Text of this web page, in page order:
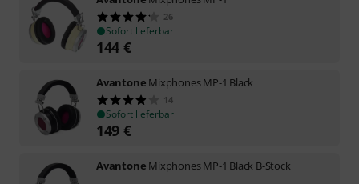
26
Sofort lieferbar
144 €
Avantone Mixphones MP-1 Black
14
Sofort lieferbar
149 €
Avantone Mixphones MP-1 Black B-Stock